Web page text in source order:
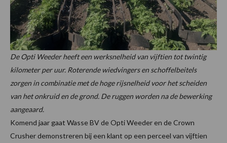
De Opti Weeder heeft een werksnelheid van vijftien tot twintig
kilometer per uur. Roterende wiedvingers en schoffelbeitels
zorgen in combinatie met de hoge rijsnelheid voor het scheiden
van het onkruid en de grond. De ruggen worden na de bewerking
aangeaard.
Komend jaar gaat Wasse BV de Opti Weeder en de Crown
Crusher demonstreren bij een klant op een perceel van vijftien